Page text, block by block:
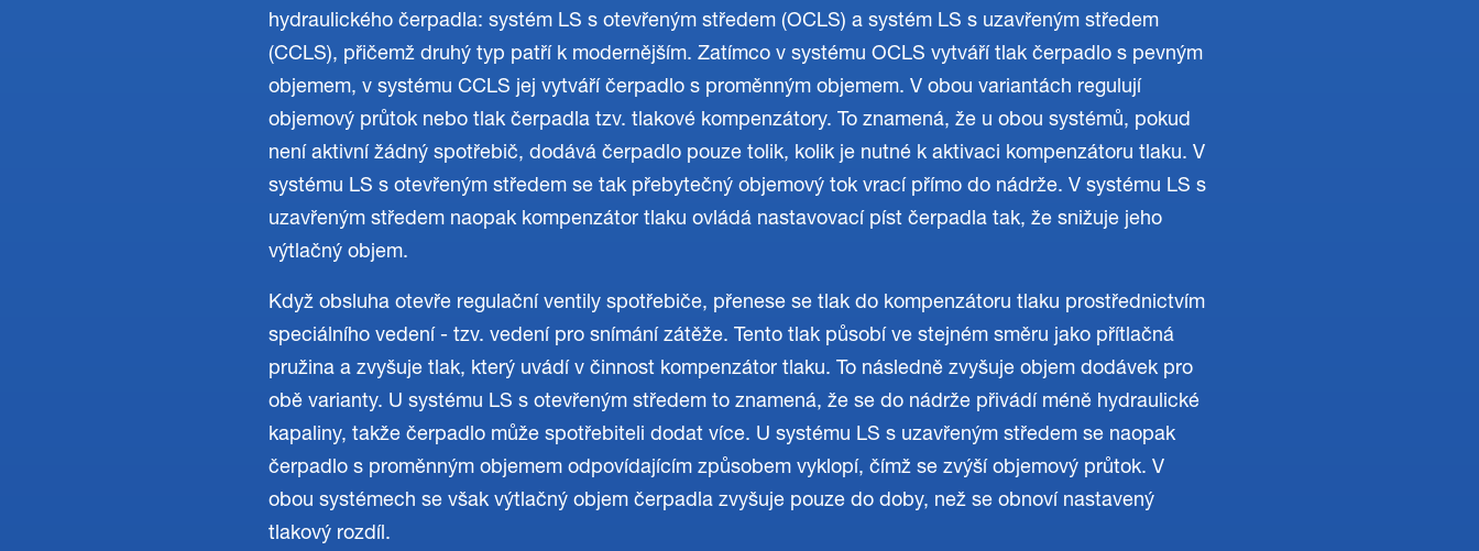
hydraulického čerpadla: systém LS s otevřeným středem (OCLS) a systém LS s uzavřeným středem
(CCLS), přičemž druhý typ patří k modernějším. Zatímco v systému OCLS vytváří tlak čerpadlo s pevným
objemem, v systému CCLS jej vytváří čerpadlo s proměnným objemem. V obou variantách regulují
objemový průtok nebo tlak čerpadla tzv. tlakové kompenzátory. To znamená, že u obou systémů, pokud
není aktivní žádný spotřebič, dodává čerpadlo pouze tolik, kolik je nutné k aktivaci kompenzátoru tlaku. V
systému LS s otevřeným středem se tak přebytečný objemový tok vrací přímo do nádrže. V systému LS s
uzavřeným středem naopak kompenzátor tlaku ovládá nastavovací píst čerpadla tak, že snižuje jeho
výtlačný objem.
Když obsluha otevře regulační ventily spotřebiče, přenese se tlak do kompenzátoru tlaku prostřednictvím
speciálního vedení - tzv. vedení pro snímání zátěže. Tento tlak působí ve stejném směru jako přítlačná
pružina a zvyšuje tlak, který uvádí v činnost kompenzátor tlaku. To následně zvyšuje objem dodávek pro
obě varianty. U systému LS s otevřeným středem to znamená, že se do nádrže přivádí méně hydraulické
kapaliny, takže čerpadlo může spotřebiteli dodat více. U systému LS s uzavřeným středem se naopak
čerpadlo s proměnným objemem odpovídajícím způsobem vyklopí, čímž se zvýší objemový průtok. V
obou systémech se však výtlačný objem čerpadla zvyšuje pouze do doby, než se obnoví nastavený
tlakový rozdíl.